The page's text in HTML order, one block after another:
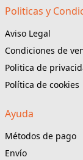
Politicas y
Aviso Legal
Condiciones de
Politica de
Política de cookies
Ayuda
Métodos de pago
Envío